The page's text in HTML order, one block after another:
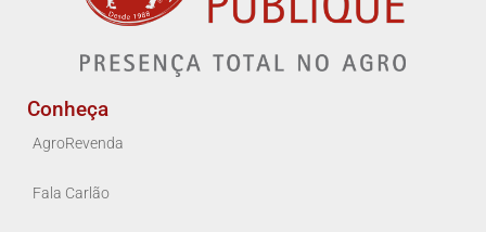
Conheça
AgroRevenda
Fala Carlão